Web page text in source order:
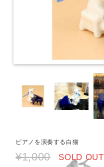
ピアノを演奏する白猫
¥1,000 SOLD OUT